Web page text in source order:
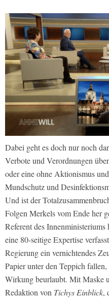
Dabei geht es doch nur noch
Verbote und Verordnungen
oder eine ohne Aktionismus
Mundschutz und
Und ist der
Folgen Merkels vom Ende her
Referent des
eine 80-seitige Expertise
Regierung ein vernichtendes
Papier unter den Teppich
Wirkung beurlaubt. Mit Maske
Redaktion von Tichys Einblick,